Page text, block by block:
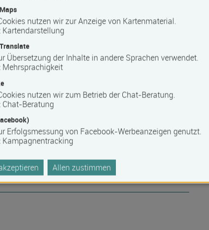
nutzen wir zur Anzeige von Kartenmaterial.
: Kartendarstellung
Übersetzung der Inhalte in andere Sprachen verwendet.
: Mehrsprachigkeit
nutzen wir zum Betrieb der Chat-Beratung.
: Chat-Beratung
Erfolgsmessung von Facebook-Werbeanzeigen genutzt.
: Kampagnentracking
Allen zustimmen